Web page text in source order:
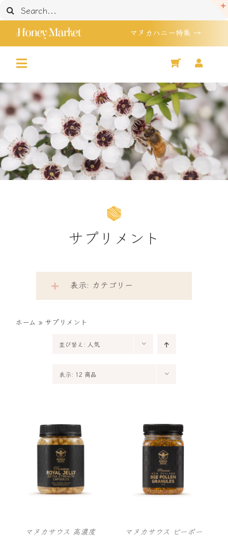
Skip
to
content
検
索
マヌカハニー特集 →
Honey Market
Toggle
Navigation
マヌカハニー 特集
Shop
セール品
買い物かご
サプリメント
ホーム » サプリメント
表示: カテゴリー
並び替え: 人気
表示: 12 商品
マヌカサウス 高濃度
マヌカサウス ビーポー